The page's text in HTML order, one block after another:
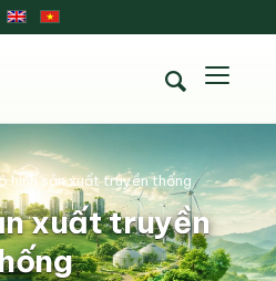
xuất truyền
hình sản xuất truyền thống